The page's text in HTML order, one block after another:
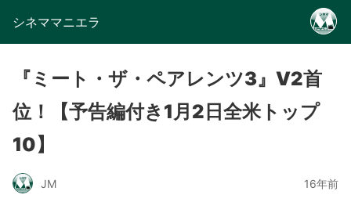
シネママニエラ
『ミート・ザ・ペアレンツ3』V2首
位！【予告編付き1月2日全米トップ
10】
JM 16年前